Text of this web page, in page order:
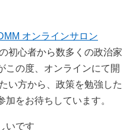
オンラインサロン
初心者から数多くの政治家
この度、オンラインにて開
い方から、政策を勉強した
をお待ちしています。
いです